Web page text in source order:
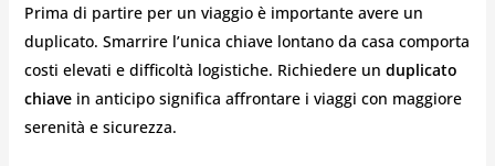
Prima di partire per un viaggio è importante avere un
duplicato. Smarrire l’unica chiave lontano da casa comporta
costi elevati e difficoltà logistiche. Richiedere un duplicato
chiave in anticipo significa affrontare i viaggi con maggiore
serenità e sicurezza.